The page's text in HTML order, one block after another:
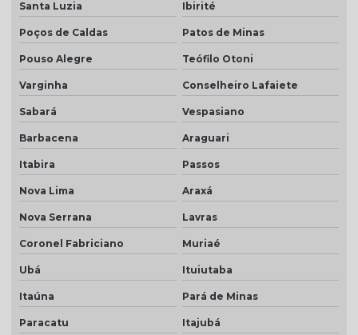
Telha marfim preço
Telha marrom
Telha natural
Telha natural romana
Telha piso
Telha piso branco
Telha piso esmaltada
Telha plan cerâmica
Telha plan colonial
Telha plan por m2
Santa Luzia Ibirité
Poços de Caldas Patos de Minas
Pouso Alegre Teófilo Otoni
Varginha Conselheiro Lafaiete
Sabará Vespasiano
Barbacena Araguari
Itabira Passos
Nova Lima Araxá
Nova Serrana Lavras
Coronel Fabriciano Muriaé
Ubá Ituiutaba
Itaúna Pará de Minas
Paracatu Itajubá